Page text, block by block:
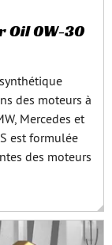
Oil 0W-30
des moteurs à
Mercedes et
est formulée
des moteurs